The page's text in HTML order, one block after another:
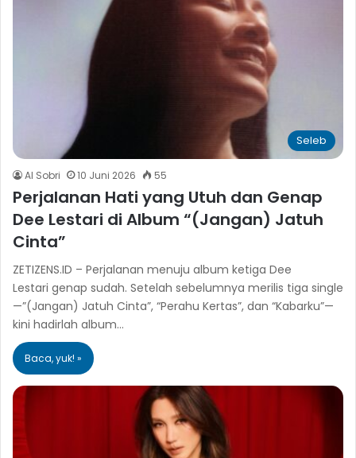
Seleb
Al Sobri 10 Juni 2026 55
Perjalanan Hati yang Utuh dan Genap
Dee Lestari di Album “(Jangan) Jatuh
Cinta”
ZETIZENS.ID – Perjalanan menuju album ketiga Dee
Lestari genap sudah. Setelah sebelumnya merilis tiga single
—”(Jangan) Jatuh Cinta”, “Perahu Kertas”, dan “Kabarku”—
kini hadirlah album…
Baca, yuk! »